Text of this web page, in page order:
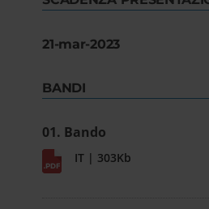
21-mar-2023
BANDI
01. Bando
IT | 303Kb